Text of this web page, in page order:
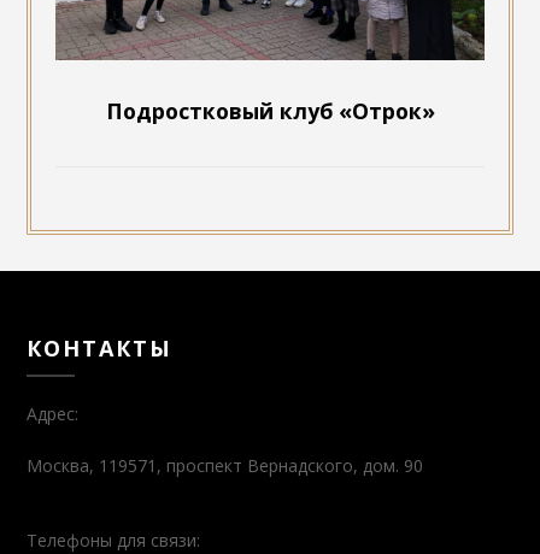
Подростковый клуб «Отрок»
КОНТАКТЫ
Адрес:
Москва, 119571, проспект Вернадского, дом. 90
Телефоны для связи: